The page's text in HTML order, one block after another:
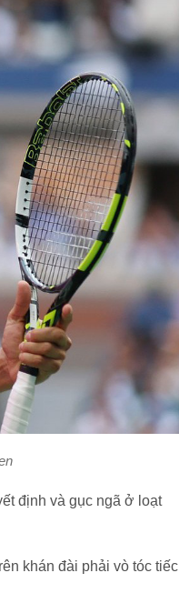
định và gục ngã ở loạt
khán đài phải vò tóc tiếc